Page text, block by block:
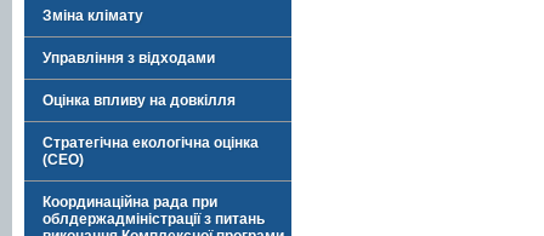
Зміна клімату
Управління з відходами
Оцінка впливу на довкілля
Стратегічна екологічна оцінка
(СЕО)
Координаційна рада при
облдержадміністрації з питань